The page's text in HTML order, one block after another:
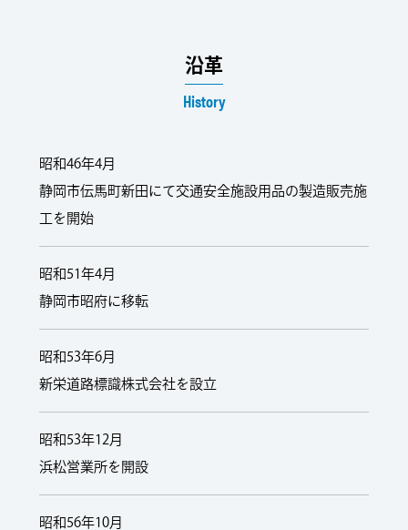
沿革
History
昭和46年4月
静岡市伝馬町新田にて交通安全施設用品の製造販売施
工を開始
昭和51年4月
静岡市昭府に移転
昭和53年6月
新栄道路標識株式会社を設立
昭和53年12月
浜松営業所を開設
昭和56年10月